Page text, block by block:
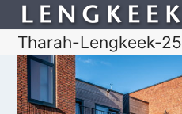
Tharah-Lengkeek-25